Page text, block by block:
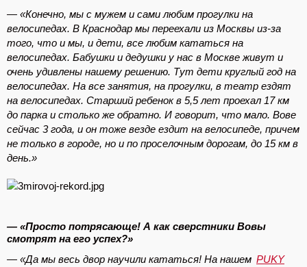
— «Конечно, мы с мужем и сами любим прогулки на
велосипедах. В Краснодар мы переехали из Москвы из-за
того, что и мы, и дети, все любим кататься на
велосипедах. Бабушки и дедушки у нас в Москве живут и
очень удивлены нашему решению. Тут дети круглый год на
велосипедах. На все занятия, на прогулки, в театр ездят
на велосипедах. Старший ребенок в 5,5 лет проехал 17 км
до парка и столько же обратно. И говорит, что мало. Вове
сейчас 3 года, и он тоже везде ездит на велосипеде, причем
не только в городе, но и по проселочным дорогам, до 15 км в
день.»
— «Просто потрясающе! А как сверстники Вовы
смотрят на его успех?»
— «Да мы весь двор научили кататься! На нашем PUKY